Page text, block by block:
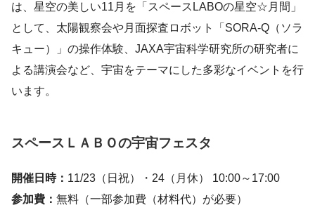
は、星空の美しい11月を「スペースLABOの星空☆月間」
として、太陽観察会や月面探査ロボット「SORA-Q（ソラ
キュー）」の操作体験、JAXA宇宙科学研究所の研究者に
よる講演会など、宇宙をテーマにした多彩なイベントを行
います。
スペースＬＡＢＯの宇宙フェスタ
開催日時： 11/23（日祝）・24（月休） 10:00～17:00
参加費： 無料（一部参加費（材料代）が必要）